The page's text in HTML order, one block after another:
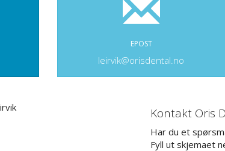
EPOST
leirvik@orisdental.no
Kontakt Oris
Har du et
Fyll ut skjemaet